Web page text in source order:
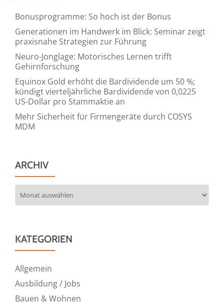
Bonusprogramme: So hoch ist der Bonus
Generationen im Handwerk im Blick: Seminar zeigt
praxisnahe Strategien zur Führung
Neuro-Jonglage: Motorisches Lernen trifft
Gehirnforschung
Equinox Gold erhöht die Bardividende um 50 %;
kündigt vierteljährliche Bardividende von 0,0225
US-Dollar pro Stammaktie an
Mehr Sicherheit für Firmengeräte durch COSYS
MDM
ARCHIV
KATEGORIEN
Allgemein
Ausbildung / Jobs
Bauen & Wohnen